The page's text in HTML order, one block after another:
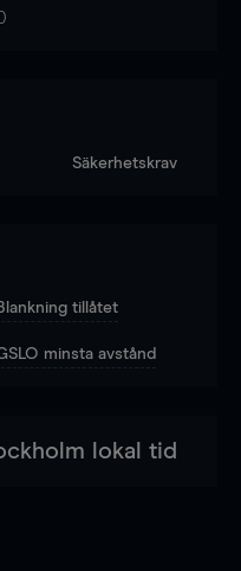
Säkerhetskrav
tillåtet
minsta avstånd
lokal tid